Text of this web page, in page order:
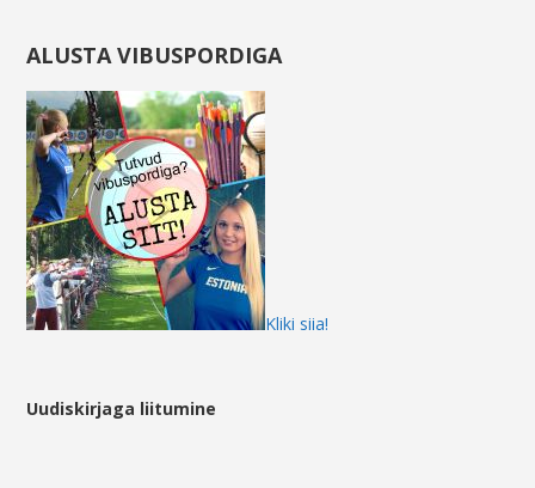
ALUSTA VIBUSPORDIGA
Kliki siia!
Uudiskirjaga liitumine